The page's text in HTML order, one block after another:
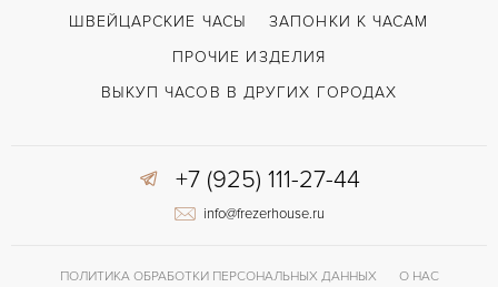
ВОЗМОЖНОСТИ ДОСТАВКИ С документами
Двойной сложности застежка
ШВЕЙЦАРСКИЕ ЧАСЫ
ЗАПОНКИ К ЧАСАМ
ПРОЧИЕ ИЗДЕЛИЯ
ВЫКУП ЧАСОВ В ДРУГИХ ГОРОДАХ
+7 (925) 111-27-44
info@frezerhouse.ru
ПОЛИТИКА ОБРАБОТКИ ПЕРСОНАЛЬНЫХ ДАННЫХ
О НАС